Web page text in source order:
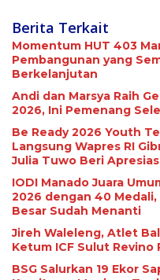
Berita Terkait
Momentum HUT 403
Pembangunan yang
Berkelanjutan
Andi dan Marsya Raih
2026, Ini Pemenang
Be Ready 2026 Youth
Langsung Wapres RI
Julia Tuwo Beri
IODI Manado Juara
2026 dengan 40
Besar Sudah Menanti
Jireh Waleleng, Atlet
Ketum ICF Sulut Revino
BSG Salurkan 19 Ekor